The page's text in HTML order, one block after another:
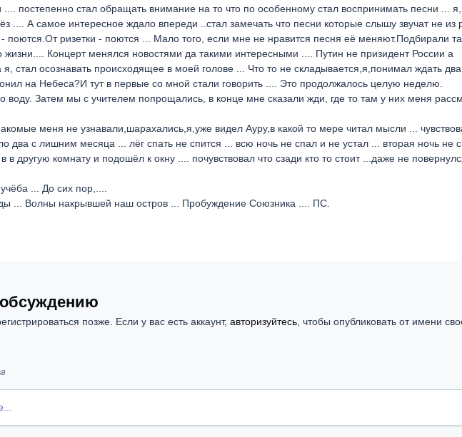
постепенно стал обращать внимание на то что по особенному стал воспринимать песни ...
.... А самое интересное ждало впереди ..стал замечать что песни которые слышу звучат не из
поются.От ризетки - поются ... Мало того, если мне не нравится песня её меняют.Подбирали
жизни.... Концерт менялся новостями да такими интересными .... Путин не призидент России а
стал осознавать происходящее в моей голове ... Что то не складывается,я,понимал ждать два
на Небеса?И тут в первые со мной стали говорить .... Это продолжалось целую неделю.
воду. Затем мы с учителем попрощались, в конце мне сказали жди, где то там у них меня
меня не узнавали,шарахались,я,уже видел Ауру,в какой то мере читал мысли ...
два с лишним месяца ... лёг спать не спится ... всю ночь не спал и не устал ... вторая ночь не
в другую комнату и подошёл к окну .... почувствовал что сзади кто то стоит ...даже не
... До сих пор,....
... Волны накрывшей наш остров ... Пробуждение Союзника .... ПС.
позже. Если у вас есть аккаунт, авторизуйтесь, чтобы опубликовать от имени